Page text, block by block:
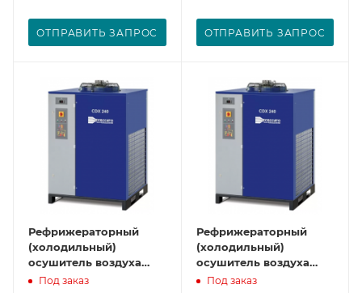
ОТПРАВИТЬ ЗАПРОС ОТПРАВИТЬ ЗАПРОС
Рефрижераторный
(холодильный)
осушитель воздуха
CDX350
Под заказ
Рефрижераторный
(холодильный)
осушитель воздуха
CDX450
Под заказ